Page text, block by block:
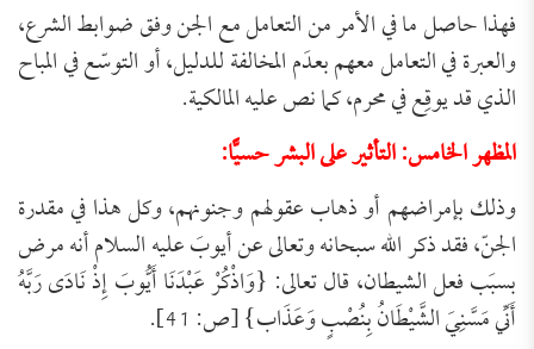
فهذا حاصل ما في الأمر من التعامل مع الجن وفق ضوابط الشرع،
والعبرة في التعامل معهم بعدَم المخالفة للدليل، أو التوسّع في المباح
الذي قد يوقِع في محرم، كما نص عليه المالكية.
المظهر الخامس: التأثير على البشر حسيًّا:
وذلك بإمراضهم أو ذهاب عقولهم وجنونهم، وكل هذا في مقدرة
الجنّ، فقد ذكر الله سبحانه وتعالى عن أيوبَ عليه السلام أنه مرض
بسبَب فعل الشيطان، قال تعالى: {وَاذْكُرْ عَبْدَنَا أَيُّوبَ إِذْ نَادَى رَبَّهُ
أَنِّي مَسَّنِيَ الشَّيْطَانُ بِنُصْبٍ وَعَذَاب} [ص: 41].